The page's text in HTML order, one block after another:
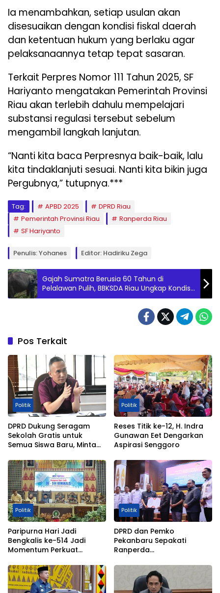
Ia menambahkan, setiap usulan akan
disesuaikan dengan kondisi fiskal daerah
dan ketentuan hukum yang berlaku agar
pelaksanaannya tetap tepat sasaran.
Terkait Perpres Nomor 111 Tahun 2025, SF
Hariyanto mengatakan Pemerintah Provinsi
Riau akan terlebih dahulu mempelajari
substansi regulasi tersebut sebelum
mengambil langkah lanjutan.
“Nanti kita baca Perpresnya baik-baik, lalu
kita tindaklanjuti sesuai. Nanti kita bikin juga
Pergubnya,” tutupnya.***
Tag: APBD 2025
DPRD Riau
Pemerintah Provinsi Riau
Ranperda Riau
SF Hariyanto
Penulis: Yohanes Editor: Hadiriku Zega
Gajah Sumatra Berusia 60 Tahun di
Pelalawan Pulih, BBKSDA Riau Ungkap Kondisi
Terkini
Pos Terkait
Politik
DPRD Dukung Seragam
Sekolah Gratis untuk
Semua Siswa Baru, Minta
Dikurangi
Politik
Reses Titik ke-12, H. Indra
Gunawan Eet Dengarkan
Aspirasi Senggoro
Politik
Paripurna Hari Jadi
Bengkalis ke-514 Jadi
Momentum Perkuat
Negeri
Politik
DPRD dan Pemko
Pekanbaru Sepakati
Ranperda
APBD 2025 Jadi Perda